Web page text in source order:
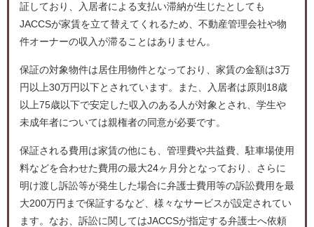
証しており、入居者による支払い滞納が生じたとしても
JACCSが家賃を立て替えてくれるため、不動産管理会社や物
件オーナーの収入が滞ることはありません。
保証の対象物件は居住用物件となっており、家賃の金額は3万
円以上30万円以下とされています。また、入居者は原則18歳
以上75歳以下で安定した収入のある人が対象とされ、学生や
未成年者については親権者の同意が必要です。
保証される費用は家賃の他にも、管理費や共益費、駐車場使用
料などを合わせた費用の最大24ヶ月分となっており、さらに
明け渡し訴訟等が発生した場合に弁護士費用等の訴訟費用を最
大200万円まで保証するなど、様々なサービスが設定されてい
ます。なお、訴訟に関してはJACCSが指定する弁護士へ依頼